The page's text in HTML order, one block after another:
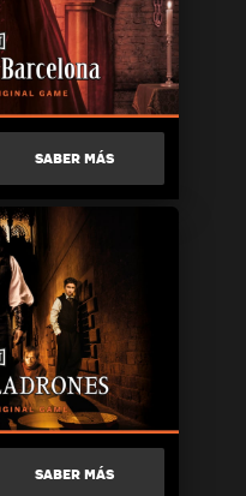
SABER MÁS
SABER MÁS